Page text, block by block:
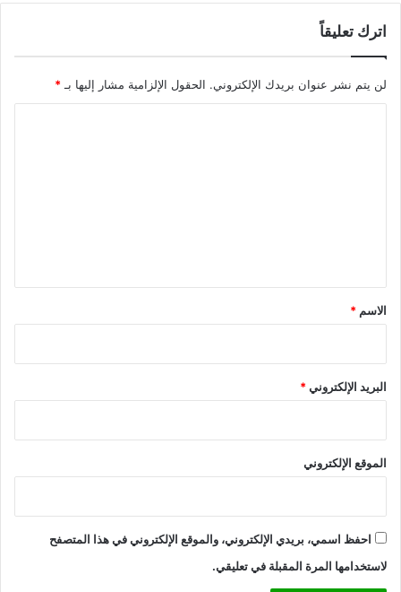
اترك تعليقاً
لن يتم نشر عنوان بريدك الإلكتروني. الحقول الإلزامية مشار إليها بـ*
*
الاسم *
البريد الإلكتروني*
الموقع الإلكتروني
احفظ اسمي، بريدي الإلكتروني، والموقع الإلكتروني في هذا المتصفح
لاستخدامها المرة المقبلة في تعليقي.